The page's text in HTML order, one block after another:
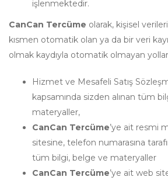
işlenmektedir.
CanCan Tercüme olarak, kişisel
kısmen otomatik olan ya da bir veri
olmak kaydıyla otomatik olmayan
Hizmet ve Mesafeli Satış
kapsamında sizden alınan tüm
materyaller,
CanCan Tercüme’ye ait resmi
sitesine, telefon numarasına
tüm bilgi, belge ve materyaller
CanCan Tercüme’ye ait web